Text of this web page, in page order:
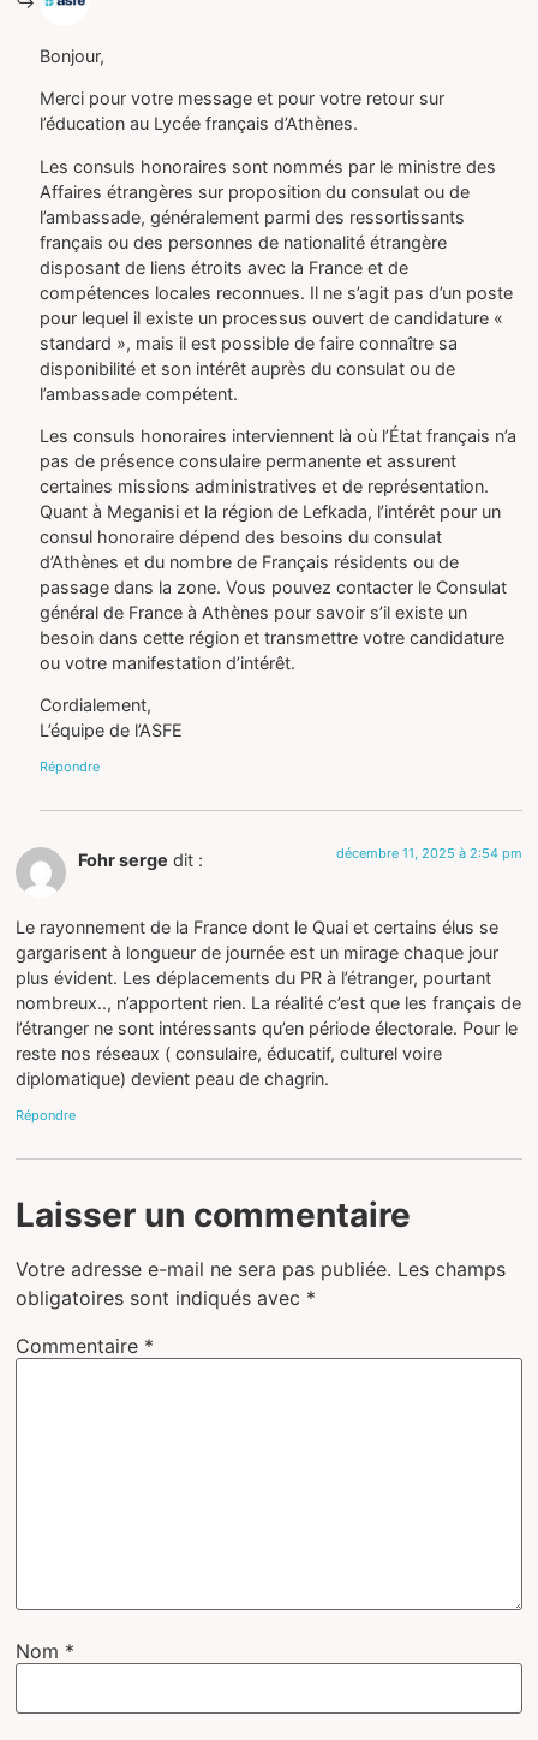
Bonjour,
Merci pour votre message et pour votre retour sur
l’éducation au Lycée français d’Athènes.
Les consuls honoraires sont nommés par le ministre des
Affaires étrangères sur proposition du consulat ou de
l’ambassade, généralement parmi des ressortissants
français ou des personnes de nationalité étrangère
disposant de liens étroits avec la France et de
compétences locales reconnues. Il ne s’agit pas d’un poste
pour lequel il existe un processus ouvert de candidature «
standard », mais il est possible de faire connaître sa
disponibilité et son intérêt auprès du consulat ou de
l’ambassade compétent.
Les consuls honoraires interviennent là où l’État français n’a
pas de présence consulaire permanente et assurent
certaines missions administratives et de représentation.
Quant à Meganisi et la région de Lefkada, l’intérêt pour un
consul honoraire dépend des besoins du consulat
d’Athènes et du nombre de Français résidents ou de
passage dans la zone. Vous pouvez contacter le Consulat
général de France à Athènes pour savoir s’il existe un
besoin dans cette région et transmettre votre candidature
ou votre manifestation d’intérêt.
Cordialement,
L’équipe de l’ASFE
Répondre
Fohr serge dit : décembre 11, 2025 à 2:54 pm
Le rayonnement de la France dont le Quai et certains élus se
gargarisent à longueur de journée est un mirage chaque jour
plus évident. Les déplacements du PR à l’étranger, pourtant
nombreux.., n’apportent rien. La réalité c’est que les français de
l’étranger ne sont intéressants qu’en période électorale. Pour le
reste nos réseaux ( consulaire, éducatif, culturel voire
diplomatique) devient peau de chagrin.
Répondre
Laisser un commentaire
Votre adresse e-mail ne sera pas publiée. Les champs
obligatoires sont indiqués avec *
Commentaire *
Nom *